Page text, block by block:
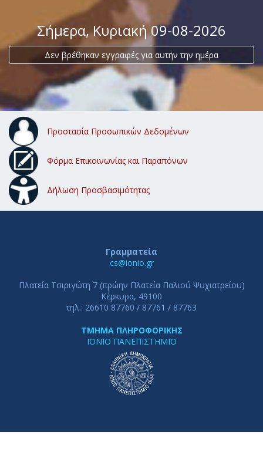
Σήμερα, Κυριακή 09-08-2026
Δεν βρέθηκαν εγγραφές για αυτήν την ημέρα
Προστασία Προσωπικών Δεδομένων
Φόρμα Επικοινωνίας και Παραπόνων
Δήλωση Προσβασιμότητας
Γραμματεία
cs@ionio.gr
Πλατεία Τσιριγώτη 7 (πρώην Πλατεία Παλιού Ψυχιατρείου)
Κέρκυρα, 49100
τηλ.: 26610 87760 / 87761 / 87763
ΤΜΗΜΑ ΠΛΗΡΟΦΟΡΙΚΗΣ
ΙΟΝΙΟ ΠΑΝΕΠΙΣΤΗΜΙΟ